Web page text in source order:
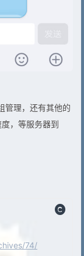
管理，还有其他的
，等服务器到
74/